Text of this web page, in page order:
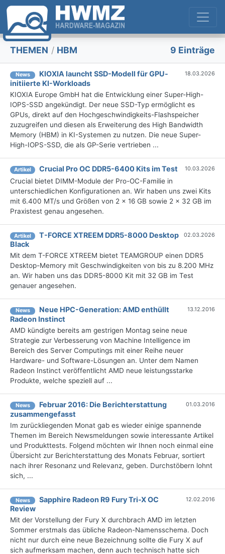
THEMEN / HBM 9 Einträge
News
KIOXIA launcht SSD-Modell für GPU-
initiierte KI-Workloads
18.03.2026
KIOXIA Europe GmbH hat die Entwicklung einer Super-High-
IOPS-SSD angekündigt. Der neue SSD-Typ ermöglicht es
GPUs, direkt auf den Hochgeschwindigkeits-Flashspeicher
zuzugreifen und diesen als Erweiterung des High Bandwidth
Memory (HBM) in KI-Systemen zu nutzen. Die neue Super-
High-IOPS-SSD, die als GP-Serie vertrieben ...
Artikel Crucial Pro OC DDR5-6400 Kits im Test 10.03.2026
Crucial bietet DIMM-Module der Pro-OC-Familie in
unterschiedlichen Konfigurationen an. Wir haben uns zwei Kits
mit 6.400 MT/s und Größen von 2 x 16 GB sowie 2 x 32 GB im
Praxistest genau angesehen.
Artikel
T-FORCE XTREEM DDR5-8000 Desktop
Black
02.03.2026
Mit dem T-FORCE XTREEM bietet TEAMGROUP einen DDR5
Desktop-Memory mit Geschwindigkeiten von bis zu 8.200 MHz
an. Wir haben uns das DDR5-8000 Kit mit 32 GB im Test
genauer angesehen.
News
Neue HPC-Generation: AMD enthüllt
Radeon Instinct
13.12.2016
AMD kündigte bereits am gestrigen Montag seine neue
Strategie zur Verbesserung von Machine Intelligence im
Bereich des Server Computings mit einer Reihe neuer
Hardware- und Software-Lösungen an. Unter dem Namen
Radeon Instinct veröffentlicht AMD neue leistungsstarke
Produkte, welche speziell auf ...
News
Februar 2016: Die Berichterstattung
zusammengefasst
01.03.2016
Im zurückliegenden Monat gab es wieder einige spannende
Themen im Bereich Newsmeldungen sowie interessante Artikel
und Produkttests. Folgend möchten wir Ihnen noch einmal eine
Übersicht zur Berichterstattung des Monats Februar, sortiert
nach ihrer Resonanz und Relevanz, geben. Durchstöbern lohnt
sich, ...
News
Sapphire Radeon R9 Fury Tri-X OC
Review
12.02.2016
Mit der Vorstellung der Fury X durchbrach AMD im letzten
Sommer erstmals das übliche Radeon-Namensschema. Doch
nicht nur durch eine neue Bezeichnung sollte die Fury X auf
sich aufmerksam machen, denn auch technisch hatte sich